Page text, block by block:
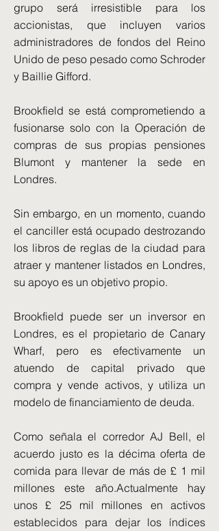
grupo será irresistible para los
accionistas, que incluyen varios
administradores de fondos del Reino
Unido de peso pesado como Schroder
y Baillie Gifford.
Brookfield se está comprometiendo a
fusionarse solo con la Operación de
compras de sus propias pensiones
Blumont y mantener la sede en
Londres.
Sin embargo, en un momento, cuando
el canciller está ocupado destrozando
los libros de reglas de la ciudad para
atraer y mantener listados en Londres,
su apoyo es un objetivo propio.
Brookfield puede ser un inversor en
Londres, es el propietario de Canary
Wharf, pero es efectivamente un
atuendo de capital privado que
compra y vende activos, y utiliza un
modelo de financiamiento de deuda.
Como señala el corredor AJ Bell, el
acuerdo justo es la décima oferta de
comida para llevar de más de £ 1 mil
millones este año.Actualmente hay
unos £ 25 mil millones en activos
establecidos para dejar los índices